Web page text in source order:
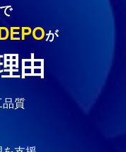
が
由
質